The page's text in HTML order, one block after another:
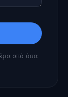
από όσα